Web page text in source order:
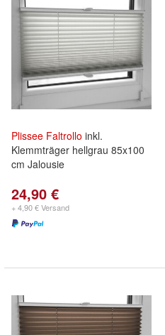
Plissee Faltrollo inkl.
Klemmträger hellgrau 85x100
cm Jalousie
24,90 €
+ 4,90 € Versand